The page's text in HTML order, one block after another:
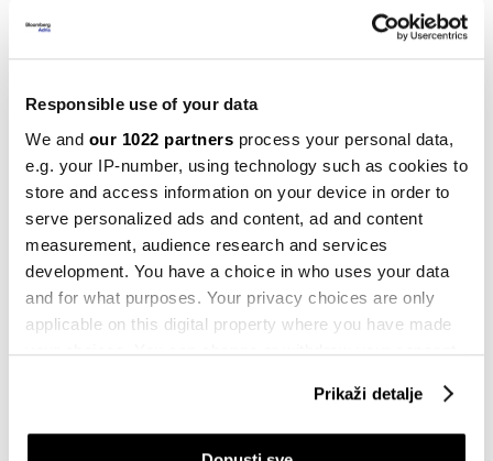
Responsible use of your data
We and our 1022 partners process your personal data,
e.g. your IP-number, using technology such as cookies to
store and access information on your device in order to
serve personalized ads and content, ad and content
measurement, audience research and services
development. You have a choice in who uses your data
and for what purposes. Your privacy choices are only
applicable on this digital property where you have made
your choices. You can change or withdraw your consent
If you allow, we would also like to:
Prikaži detalje
Zašto Disney i Warner Bros. ulaze u
10.05.2024
Kompanije
Disney planira da kupi udio u
poslovanju Hulua
02.11.2023
Bloomberg Adria TV
Burze nisu uvjerene da je Disney i dalje
ono što je nekad bio
holivudsko licemjerje